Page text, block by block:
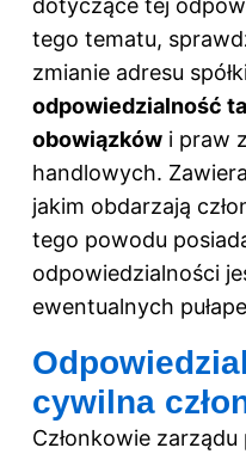
dotyczące tej
tego tematu,
zmianie adresu
odpowiedzialność
obowiązków i praw
handlowych.
jakim obdarzają
tego powodu
odpowiedzialności
ewentualnych
cywilna
Członkowie